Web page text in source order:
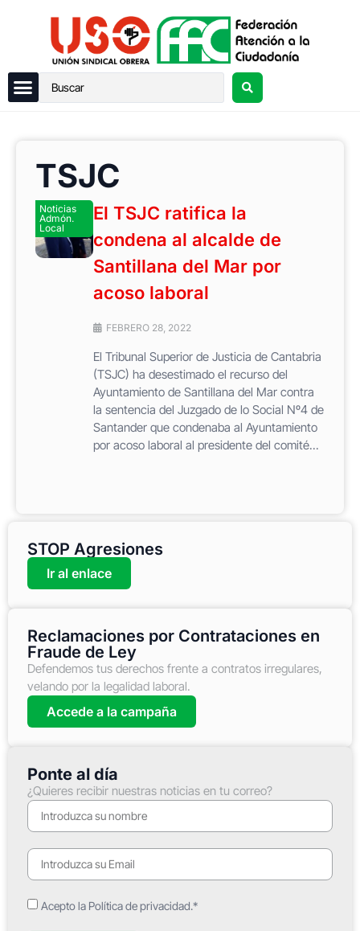
TSJC
Noticias
Admón.
Local
El TSJC ratifica la
condena al alcalde de
Santillana del Mar por
acoso laboral
FEBRERO 28, 2022
El Tribunal Superior de Justicia de Cantabria
(TSJC) ha desestimado el recurso del
Ayuntamiento de Santillana del Mar contra
la sentencia del Juzgado de lo Social Nº4 de
Santander que condenaba al Ayuntamiento
por acoso laboral al presidente del comité...
STOP Agresiones
Ir al enlace
Reclamaciones por Contrataciones en
Fraude de Ley
Defendemos tus derechos frente a contratos irregulares,
velando por la legalidad laboral.
Accede a la campaña
Ponte al día
¿Quieres recibir nuestras noticias en tu correo?
Acepto la Política de privacidad.*